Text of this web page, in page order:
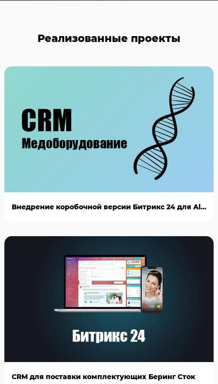
Реализованные проекты
Внедрение коробочной версии Битрикс 24 для AlianBio
CRM для поставки комплектующих Беринг Сток